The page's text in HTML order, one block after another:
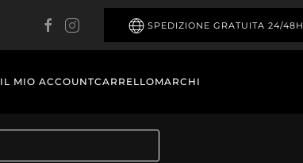
SPEDIZIONE GRATUITA 24/48H
IL MIO ACCOUNTCARRELLOMARCHI